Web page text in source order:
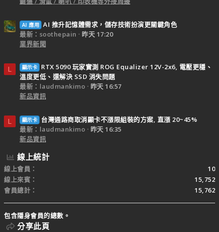
AI 應用 AI 推升記憶體需求，儲存技術扮演更關鍵角色
最新：soothepain
昨天 17:20
業界新聞
L 顯示卡
RTX 5090 玩家實測 ROG Equalizer 12V-2x6, 電壓更穩、
溫度更低、還解決 SSD 消失問題
最新：laudmankimo
昨天 16:57
新品資訊
L 顯示卡
台灣通路商取消顯卡不漲限組裝的方案, 直漲 20~45%
最新：laudmankimo
昨天 16:35
新品資訊
線上統計
線上會員
10
線上來賓
15,752
會員總計
15,762
包含隱身會員的總數。
分享此頁